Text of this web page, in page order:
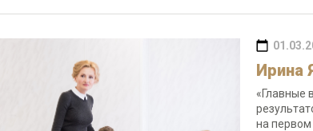
Ирина
«Главные
на первом